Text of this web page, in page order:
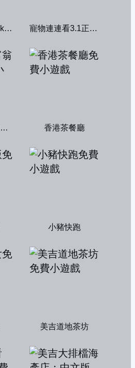
神奇寶貝連連看kawai版2004 寵物連連看3.1正式版
勇士島大富翁加強版 香港茶餐廳
小豬快跑
美吉道地茶坊